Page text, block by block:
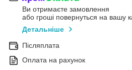
Ви отримаєте замовлення
або гроші повернуться на вашу
Детальніше
Післяплата
Оплата на рахунок